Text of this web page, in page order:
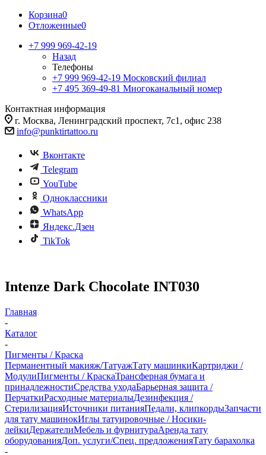
Корзина0
Отложенные0
+7 999 969-42-19
Назад
Телефоны
+7 999 969-42-19 Московский филиал
+7 495 369-49-81 Многоканальный номер
Контактная информация
г. Москва, Ленинградский проспект, 7с1, офис 238
info@punktirtattoo.ru
Вконтакте
Telegram
YouTube
Одноклассники
WhatsApp
Яндекс.Дзен
TikTok
Intenze Dark Chocolate INT030
Главная
-
Каталог
-
Пигменты / Краска
Перманентный макияж/ТатуажТату машинкиКартриджи /
МодулиПигменты / КраскаТрансферная бумага и
принадлежностиСредства уходаБарьерная защита /
ПерчаткиРасходные материалыДезинфекция /
СтерилизацияИсточники питанияПедали, клипкордыЗапчасти
для тату машинокИглы татуировочные / Носики-
лейкиДержателиМебель и фурнитураАренда тату
оборудованияДоп. услуги/Спец. предложенияТату барахолка
-